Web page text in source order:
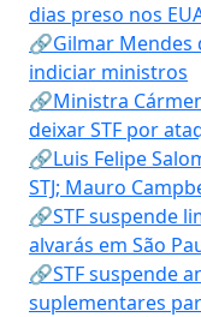
dias preso nos
🔗Gilmar Mendes
indiciar ministros
🔗Ministra
deixar STF por
🔗Luis Felipe
STJ; Mauro
🔗STF suspende
alvarás em São
🔗STF suspende
suplementares